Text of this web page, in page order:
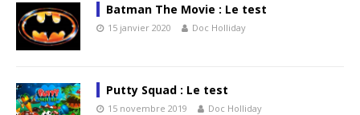
Batman The Movie : Le test
15 janvier 2020 Doc Holliday
Putty Squad : Le test
15 novembre 2019 Doc Holliday